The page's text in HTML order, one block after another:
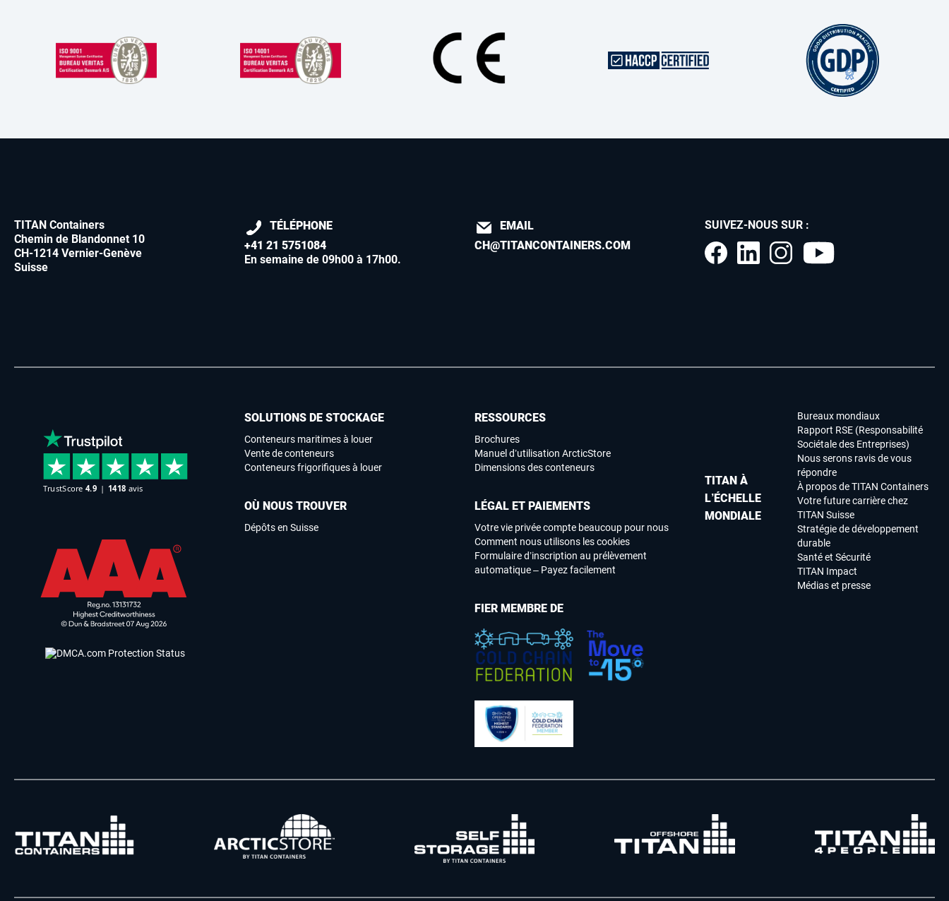
TITAN Containers
Chemin de Blandonnet 10
CH-1214 Vernier-Genève
Suisse
TÉLÉPHONE
+41 21 5751084
En semaine de 09h00 à 17h00.
EMAIL
CH@TITANCONTAINERS.COM
SUIVEZ-NOUS SUR :
SOLUTIONS DE STOCKAGE
Conteneurs maritimes à louer
Vente de conteneurs
Conteneurs frigorifiques à louer
OÙ NOUS TROUVER
Dépôts en Suisse
TITAN À
L’ÉCHELLE
MONDIALE
Bureaux mondiaux
Rapport RSE (Responsabilité
Sociétale des Entreprises)
Nous serons ravis de vous
répondre
À propos de TITAN Containers
Votre future carrière chez
TITAN Suisse
Stratégie de développement
durable
Santé et Sécurité
TITAN Impact
Médias et presse
RESSOURCES
Brochures
Manuel d’utilisation ArcticStore
Dimensions des conteneurs
LÉGAL ET PAIEMENTS
Votre vie privée compte beaucoup pour nous
Comment nous utilisons les cookies
Formulaire d’inscription au prélèvement
automatique – Payez facilement
FIER MEMBRE DE